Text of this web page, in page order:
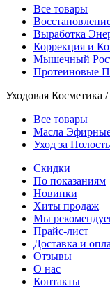
Все товары
Выработка
Коррекция и
Мышечный
Протеиновые
Уходовая
Все товары
Масла
Уход за
Скидки
По показаниям
Новинки
Хиты продаж
Мы
Прайс-лист
Доставка и
Отзывы
О нас
Контакты